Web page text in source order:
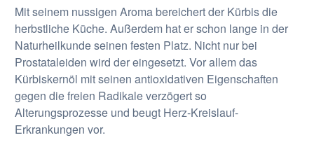
Mit seinem nussigen Aroma bereichert der Kürbis die
herbstliche Küche. Außerdem hat er schon lange in der
Naturheilkunde seinen festen Platz. Nicht nur bei
Prostataleiden wird der eingesetzt. Vor allem das
Kürbiskernöl mit seinen antioxidativen Eigenschaften
gegen die freien Radikale verzögert so
Alterungsprozesse und beugt Herz-Kreislauf-
Erkrankungen vor.